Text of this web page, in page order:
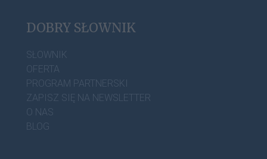
DOBRY SŁOWNIK
SŁOWNIK
OFERTA
PROGRAM PARTNERSKI
ZAPISZ SIĘ NA NEWSLETTER
O NAS
BLOG